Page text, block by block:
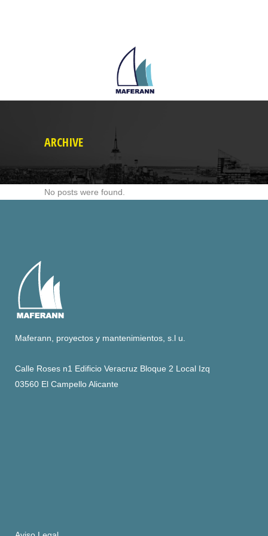
ARCHIVE
No posts were found.
Maferann, proyectos y mantenimientos, s.l u.
Calle Roses n1 Edificio Veracruz Bloque 2 Local Izq
03560 El Campello Alicante